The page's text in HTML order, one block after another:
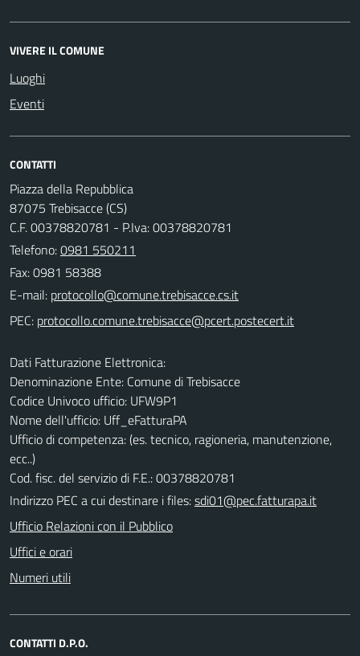
VIVERE IL COMUNE
Luoghi
Eventi
CONTATTI
Piazza della Repubblica
87075 Trebisacce (CS)
C.F. 00378820781 - P.Iva: 00378820781
Telefono:0981 550211
Fax: 0981 58388
E-mail:
PEC:
Dati Fatturazione Elettronica:
Denominazione Ente: Comune di Trebisacce
Codice Univoco ufficio: UFW9P1
Nome dell'ufficio: Uff_eFatturaPA
Ufficio di competenza: (es. tecnico, ragioneria, manutenzione,
ecc..)
Cod. fisc. del servizio di F.E.: 00378820781
Indirizzo PEC a cui destinare i files:sdi01@pec.fatturapa.it
Ufficio Relazioni con il Pubblico
Uffici e orari
Numeri utili
CONTATTI D.P.O.